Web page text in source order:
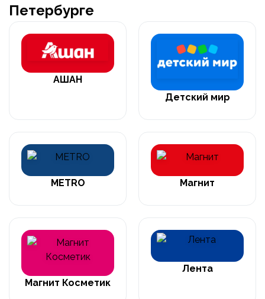
Петербурге
АШАН
Детский мир
METRO Магнит
Магнит Косметик
Лента